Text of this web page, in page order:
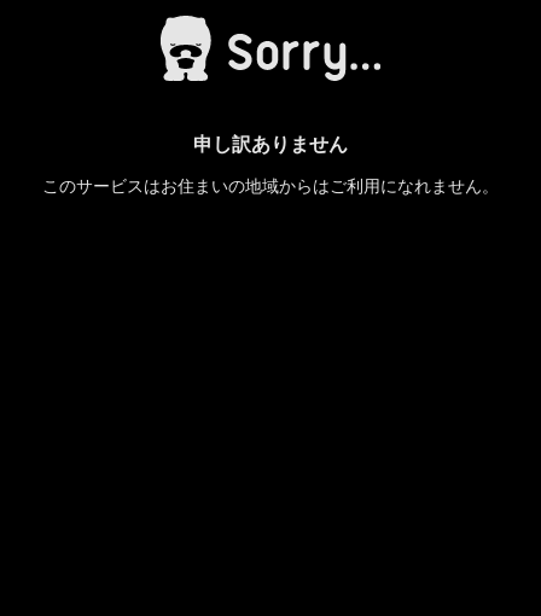
申し訳ありません
このサービスはお住まいの地域からはご利用になれません。